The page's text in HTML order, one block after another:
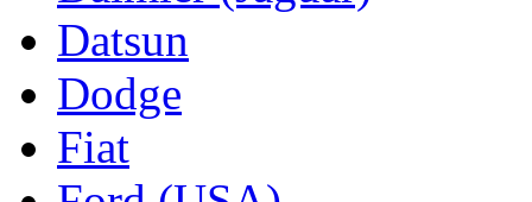
Datsun
Dodge
Fiat